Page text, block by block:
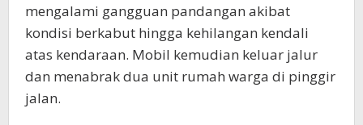
mengalami gangguan pandangan akibat
kondisi berkabut hingga kehilangan kendali
atas kendaraan. Mobil kemudian keluar jalur
dan menabrak dua unit rumah warga di pinggir
jalan.